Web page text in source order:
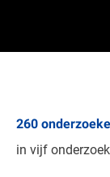
260
in vijf